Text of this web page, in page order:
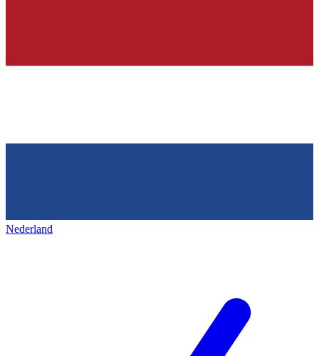
Nederland